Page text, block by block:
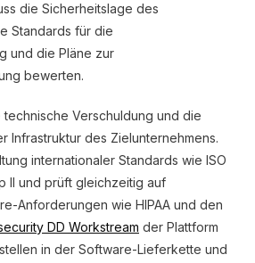
die Sicherheitslage des
Standards für die
und die Pläne zur
bewerten.
Verschuldung und die
Infrastruktur des Zielunternehmens.
internationaler Standards wie ISO
II und prüft gleichzeitig auf
Anforderungen wie HIPAA und den
DD Workstream der Plattform
in der Software-Lieferkette und